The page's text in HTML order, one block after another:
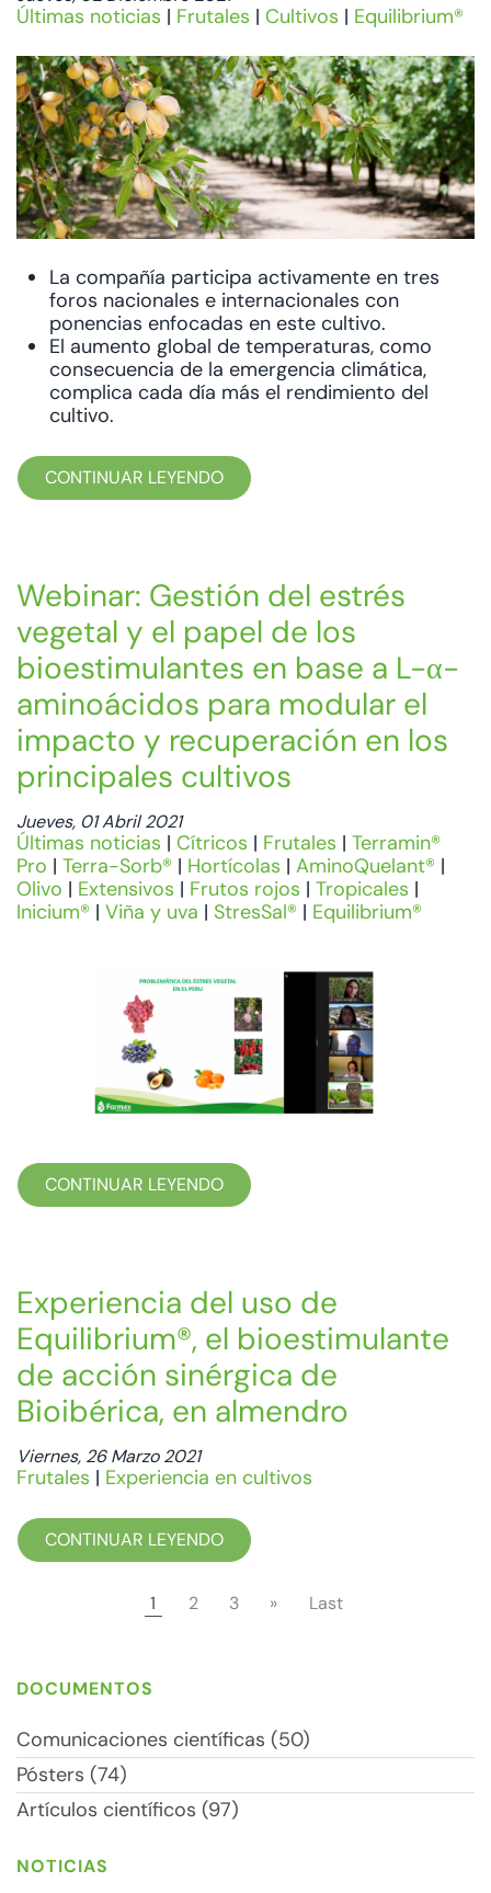
Últimas noticias | Frutales | Cultivos | Equilibrium®
La compañía participa activamente en tres
foros nacionales e internacionales con
ponencias enfocadas en este cultivo.
El aumento global de temperaturas, como
consecuencia de la emergencia climática,
complica cada día más el rendimiento del
cultivo.
CONTINUAR LEYENDO
Webinar: Gestión del estrés
vegetal y el papel de los
bioestimulantes en base a L-α-
aminoácidos para modular el
impacto y recuperación en los
principales cultivos
Jueves, 01 Abril 2021
Últimas noticias | Cítricos | Frutales | Terramin®
Pro | Terra-Sorb® | Hortícolas | AminoQuelant® |
Olivo | Extensivos | Frutos rojos | Tropicales |
Inicium® | Viña y uva | StresSal® | Equilibrium®
CONTINUAR LEYENDO
Experiencia del uso de
Equilibrium®, el bioestimulante
de acción sinérgica de
Bioibérica, en almendro
Viernes, 26 Marzo 2021
Frutales | Experiencia en cultivos
CONTINUAR LEYENDO
1 2 3 » Last
DOCUMENTOS
Comunicaciones científicas (50)
Pósters (74)
Artículos científicos (97)
NOTICIAS